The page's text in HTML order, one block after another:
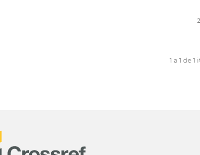
1 a 1 de 1